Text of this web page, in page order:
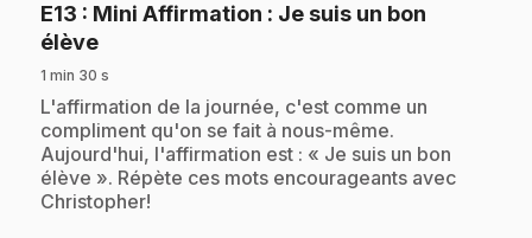
E13 : Mini Affirmation : Je suis un bon
élève.
1 min 30 s
.L'affirmation de la journée, c'est comme un
compliment qu'on se fait à nous-même.
Aujourd'hui, l'affirmation est : « Je suis un bon
élève ». Répète ces mots encourageants avec
Christopher!